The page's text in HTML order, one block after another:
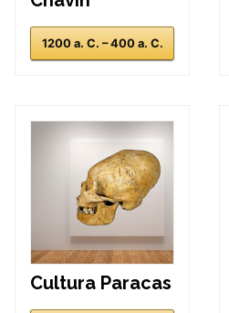
1200 a. C. – 400 a. C.
Cultura Paracas